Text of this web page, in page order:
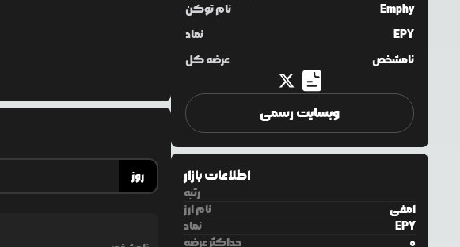
روز
نام توکن
Emphy
نماد
EPY
عرضه کل
نامشخص
وبسایت رسمی
اطلاعات بازار
رتبه
نام ارز
امفی
نماد
EPY
حداکثر عرضه
0